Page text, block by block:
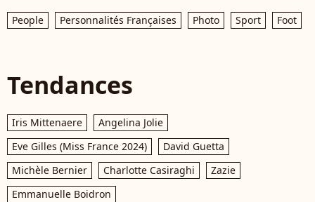
People Personnalités Françaises Photo Sport Foot
Tendances
Iris Mittenaere
Angelina Jolie
Eve Gilles (Miss France 2024)
David Guetta
Michèle Bernier
Charlotte Casiraghi
Zazie
Emmanuelle Boidron